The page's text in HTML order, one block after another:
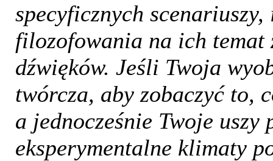
specyficznych
filozofowania na ich temat
dźwięków. Jeśli Twoja
twórcza, aby zobaczyć to,
a jednocześnie Twoje uszy
eksperymentalne klimaty